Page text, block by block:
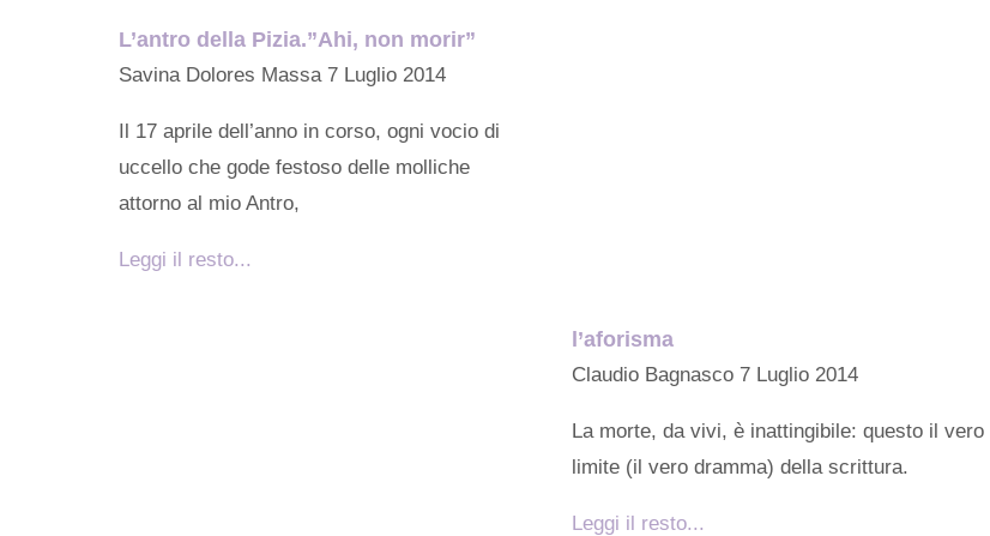
L’antro della Pizia.”Ahi, non morir”
Savina Dolores Massa 7 Luglio 2014
Il 17 aprile dell’anno in corso, ogni vocio di
uccello che gode festoso delle molliche
attorno al mio Antro,
Leggi il resto...
l’aforisma
Claudio Bagnasco 7 Luglio 2014
La morte, da vivi, è inattingibile: questo il vero
limite (il vero dramma) della scrittura.
Leggi il resto...